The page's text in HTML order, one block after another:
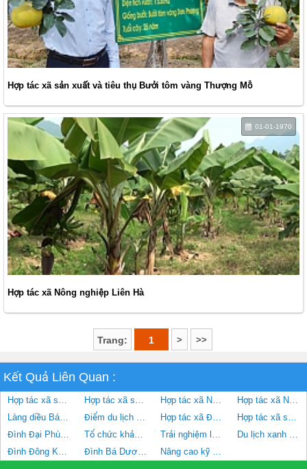
Hợp tác xã sản xuất và tiêu thụ Bưởi tôm vàng Thượng Mỗ
01-01-1970
Hợp tác xã Nông nghiệp Liên Hà
Trang: 1 > >>
Kết Quả Liên Quan :
Hợp tác xã sản xuất và tiêu thụ rau an toàn Phương Đình Hợp tác xã sản xuất và tiêu thụ Bưởi tôm vàng Thượng Mỗ Hợp tác xã Nông nghiệp Liên Hà
Hợp tác xã Nâm Nghĩa Minh
Làng diều Bá Dương Nội, xã Hồng Hà, huyện Đan Phượng, Hà Nội
Điểm du lịch xã Hạ Mỗ Hợp tác xã Đan Hoài
Hợp tác xã sản xuất và tiêu thụ rau hữu cơ công nghệ cao Cuối Quý
Đình Đại Phùng xã Đan Phượng
Tổ chức khảo sát xây dựng thí điểm du lịch nông nghiệp, nông thôn tại huyện Đan Phượng Trải nghiệm làm diều ở làng Bá Dương Nội xã Hồng Hà
Du lịch xanh huyện Đan Phượng
Đình Đông Khê, xã Đan Phượng
Đình Bá Dương xã Hồng Hà Nâng cao kỹ năng ứng xử văn minh du lịch và du lịch cộng đồng xã Hạ Mỗ, Đan Phượng